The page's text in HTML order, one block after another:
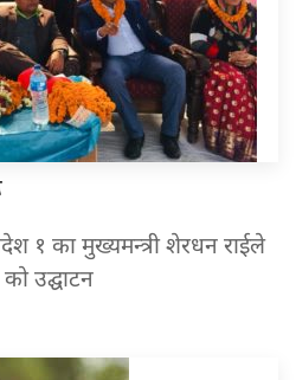
१ का मुख्यमन्त्री शेरधन राईले
उद्घाटन